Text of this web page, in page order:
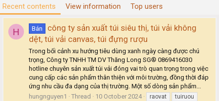
Recent contents View information Top users
H Bán
công ty sản xuất túi siêu thị, túi vải không
dệt, túi vải canvas, túi đựng rượu
Trong bối cảnh xu hướng tiêu dùng xanh ngày càng được chú
trọng, Công ty TNHH TM DV Thăng Long SG® 0869416030
hotline chuyên sản xuất túi vải đóng vai trò quan trọng trong việc
cung cấp các sản phẩm thân thiện với môi trường, đồng thời đáp
ứng nhu cầu đa dạng của thị trường. Một số dòng sản phẩm...
hungnguyen1
Thread 10 October 2024 raovat
tuiruou